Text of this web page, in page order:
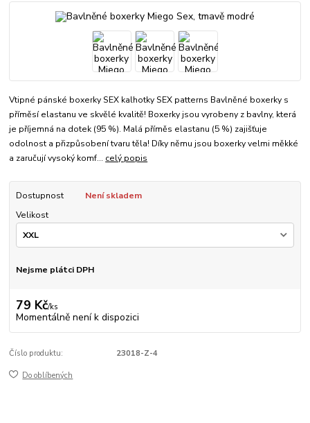
Vtipné pánské boxerky SEX kalhotky SEX patterns Bavlněné boxerky s
příměsí elastanu ve skvělé kvalitě! Boxerky jsou vyrobeny z bavlny, která
je příjemná na dotek (95 %). Malá příměs elastanu (5 %) zajišťuje
odolnost a přizpůsobení tvaru těla! Díky němu jsou boxerky velmi měkké
a zaručují vysoký komf... celý popis
Dostupnost
Není skladem
Velikost
Nejsme plátci DPH
79 Kč/ks
Momentálně není k dispozici
Číslo produktu: 23018-Z-4
Do oblíbených